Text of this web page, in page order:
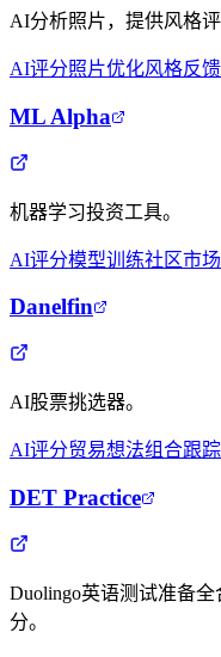
AI分析照片，提供风格
AI评分照片优化风格反馈
ML Alpha
机器学习投资工具。
AI评分模型训练社区市场
Danelfin
AI股票挑选器。
AI评分贸易想法组合跟踪
DET Practice
Duolingo英语测试准备
分。